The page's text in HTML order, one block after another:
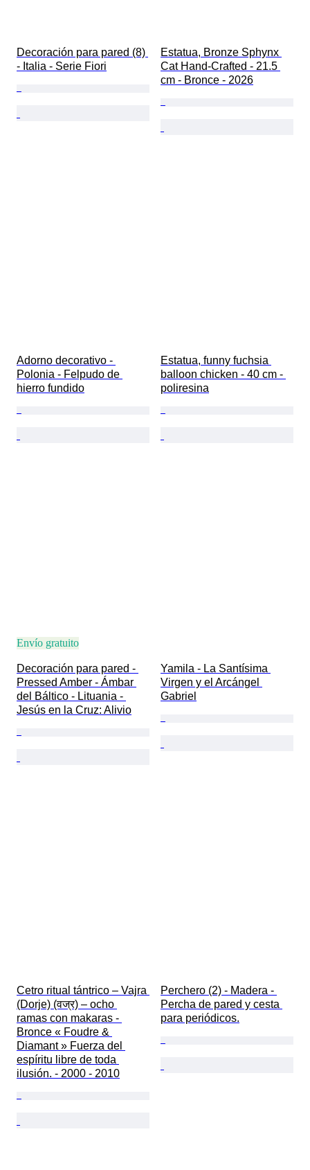
Decoración para pared (8)
- Italia - Serie Fiori
Estatua, Bronze Sphynx
Cat Hand-Crafted - 21.5
cm - Bronce - 2026
Adorno decorativo -
Polonia - Felpudo de
hierro fundido
Estatua, funny fuchsia
balloon chicken - 40 cm -
poliresina
Envío gratuito
Decoración para pared -
Pressed Amber - Ámbar
del Báltico - Lituania -
Jesús en la Cruz: Alivio
Yamila - La Santísima
Virgen y el Arcángel
Gabriel
Cetro ritual tántrico – Vajra
(Dorje) (वज्र) – ocho
ramas con makaras -
Bronce « Foudre &
Diamant » Fuerza del
espíritu libre de toda
ilusión. - 2000 - 2010
Perchero (2) - Madera -
Percha de pared y cesta
para periódicos.